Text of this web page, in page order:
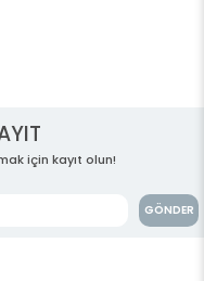
için kayıt olun!
GÖNDER